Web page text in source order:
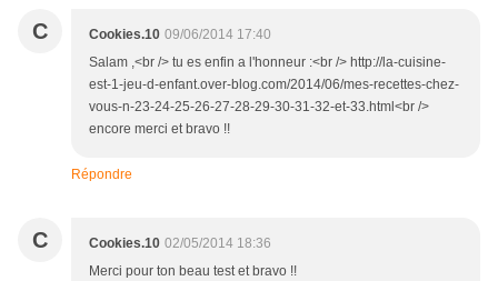
C Cookies.10 09/06/2014 17:40
Salam ,<br /> tu es enfin a l'honneur :<br /> http://la-cuisine-
est-1-jeu-d-enfant.over-blog.com/2014/06/mes-recettes-chez-
vous-n-23-24-25-26-27-28-29-30-31-32-et-33.html<br />
encore merci et bravo !!
Répondre
C Cookies.10 02/05/2014 18:36
Merci pour ton beau test et bravo !!